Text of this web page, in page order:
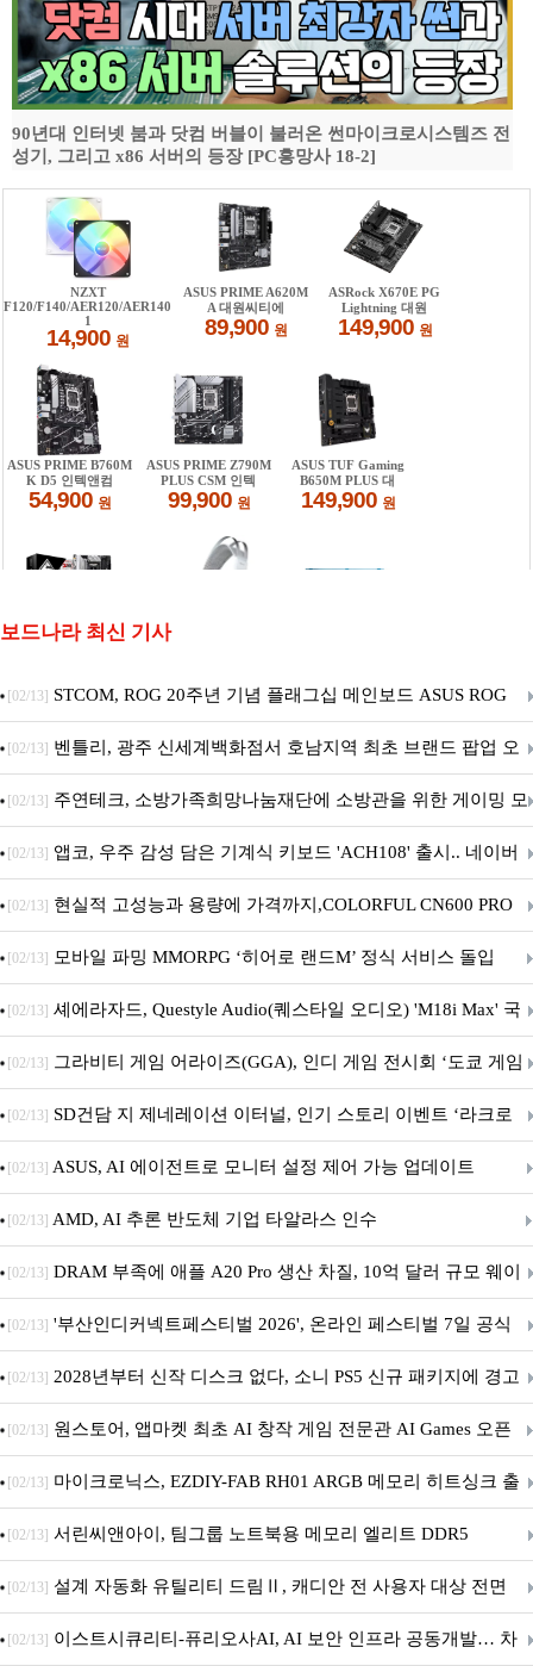
90년대 인터넷 붐과 닷컴 버블이 불러온 썬마이크로시스템즈 전
성기, 그리고 x86 서버의 등장 [PC흥망사 18-2]
보드나라 최신 기사
[02/13] STCOM, ROG 20주년 기념 플래그십 메인보드 ASUS ROG
Crosshair X870E EDITION 20 국내 출시 예정
[02/13] 벤틀리, 광주 신세계백화점서 호남지역 최초 브랜드 팝업 오
픈
[02/13] 주연테크, 소방가족희망나눔재단에 소방관을 위한 게이밍 모
니터·스마트 펫 침대 기부
[02/13] 앱코, 우주 감성 담은 기계식 키보드 'ACH108' 출시.. 네이버
브랜드데이 기획전 진행
[02/13] 현실적 고성능과 용량에 가격까지,COLORFUL CN600 PRO
M.2 NVMe 디앤디컴 1TB
[02/13] 모바일 파밍 MMORPG ‘히어로 랜드M’ 정식 서비스 돌입
[02/13] 셰에라자드, Questyle Audio(퀘스타일 오디오) 'M18i Max' 국
내 정식 출시
[02/13] 그라비티 게임 어라이즈(GGA), 인디 게임 전시회 ‘도쿄 게임
던전 13’ 참가!
[02/13] SD건담 지 제네레이션 이터널, 인기 스토리 이벤트 ‘라크로
아의 용사’ 재개최 및 풍성한 기념 이벤트 실시!
[02/13] ASUS, AI 에이전트로 모니터 설정 제어 가능 업데이트
[02/13] AMD, AI 추론 반도체 기업 타알라스 인수
[02/13] DRAM 부족에 애플 A20 Pro 생산 차질, 10억 달러 규모 웨이
퍼 대기
[02/13] '부산인디커넥트페스티벌 2026', 온라인 페스티벌 7일 공식
개막... 22일간 진행
[02/13] 2028년부터 신작 디스크 없다, 소니 PS5 신규 패키지에 경고
문 추가
[02/13] 원스토어, 앱마켓 최초 AI 창작 게임 전문관 AI Games 오픈
[02/13] 마이크로닉스, EZDIY-FAB RH01 ARGB 메모리 히트싱크 출
시
[02/13] 서린씨앤아이, 팀그룹 노트북용 메모리 엘리트 DDR5
5600MHz 16GB 출시
[02/13] 설계 자동화 유틸리티 드림Ⅱ, 캐디안 전 사용자 대상 전면
무상 배포
[02/13] 이스트시큐리티-퓨리오사AI, AI 보안 인프라 공동개발… 차